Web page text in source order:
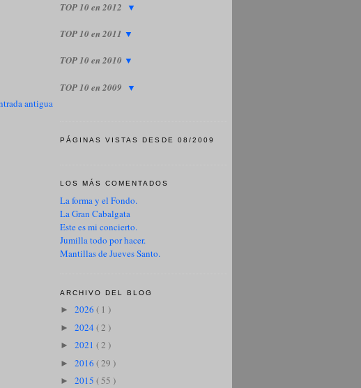
antigua
TOP 10 en 2012 ▼
TOP 10 en 2011 ▼
TOP 10 en 2010 ▼
TOP 10 en 2009 ▼
PÁGINAS VISTAS DESDE 08/2009
LOS MÁS COMENTADOS
La forma y el Fondo.
La Gran Cabalgata
Este es mi concierto.
Jumilla todo por hacer.
Mantillas de Jueves Santo.
ARCHIVO DEL BLOG
► 2026 ( 1 )
► 2024 ( 2 )
► 2021 ( 2 )
► 2016 ( 29 )
► 2015 ( 55 )